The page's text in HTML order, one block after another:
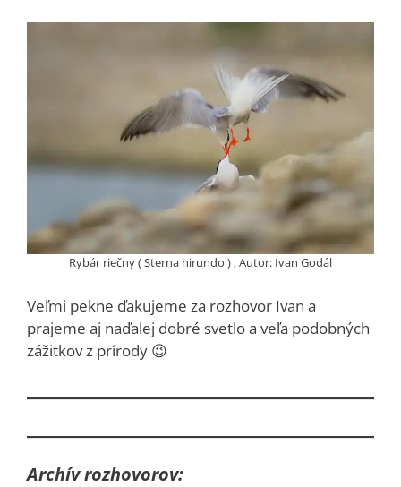
Rybár riečny ( Sterna hirundo ) , Autor: Ivan Godál
Veľmi pekne ďakujeme za rozhovor Ivan a
prajeme aj naďalej dobré svetlo a veľa podobných
zážitkov z prírody 😉
Archív rozhovorov: